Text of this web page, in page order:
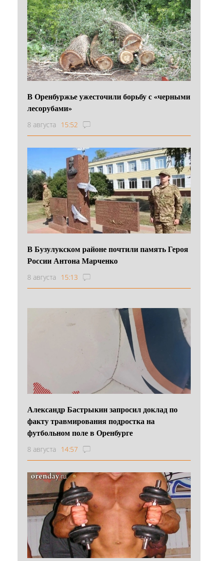
В Оренбуржье ужесточили борьбу с «черными
лесорубами»
8 августа 15:52
В Бузулукском районе почтили память Героя
России Антона Марченко
8 августа 15:13
Александр Бастрыкин запросил доклад по
факту травмирования подростка на
футбольном поле в Оренбурге
8 августа 14:57